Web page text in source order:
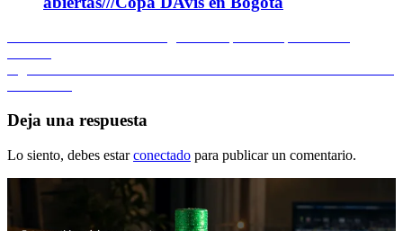
Navegación
de
entradas
Deja una respuesta
Lo siento, debes estarconectado para publicar un comentario.